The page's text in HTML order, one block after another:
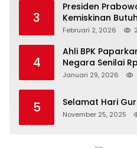
3
Presiden
Kemiskinan
Kepemimpinan
Februari 2, 2026
4
Ahli BPK
Negara Senilai
Persidangan
Januari 29, 2026
5 Selamat Hari
November 25, 2025